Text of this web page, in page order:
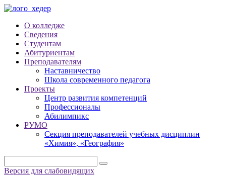
О колледже
Сведения
Студентам
Абитуриентам
Преподавателям
Наставничество
Школа современного педагога
Проекты
Центр развития компетенций
Профессионалы
Абилимпикс
РУМО
Секция преподавателей учебных дисциплин
«Химия», «География»
Версия для слабовидящих